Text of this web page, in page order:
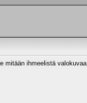
mitään ihmeelistä